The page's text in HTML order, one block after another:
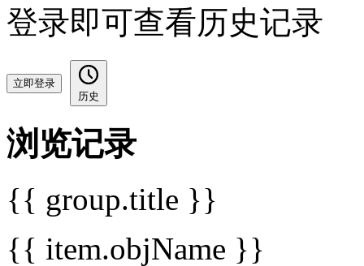
登录即可查看历史记录
立即登录
历史
浏览记录
{{ group.title }}
{{ item.objName }}